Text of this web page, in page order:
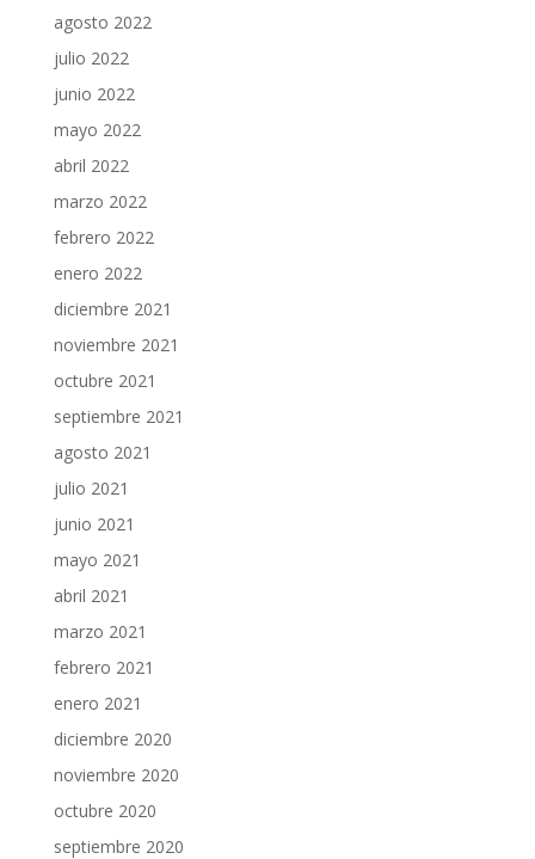
agosto 2022
julio 2022
junio 2022
mayo 2022
abril 2022
marzo 2022
febrero 2022
enero 2022
diciembre 2021
noviembre 2021
octubre 2021
septiembre 2021
agosto 2021
julio 2021
junio 2021
mayo 2021
abril 2021
marzo 2021
febrero 2021
enero 2021
diciembre 2020
noviembre 2020
octubre 2020
septiembre 2020